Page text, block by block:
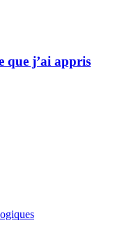
que j’ai appris